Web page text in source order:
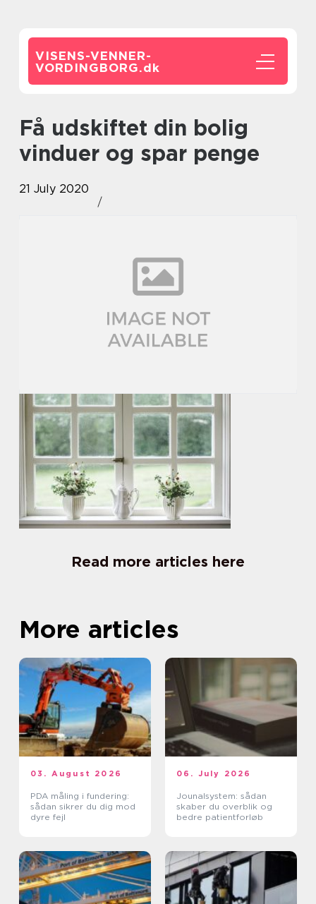
VISENS-VENNER-
VORDINGBORG.dk
Få udskiftet din bolig
vinduer og spar penge
21 July 2020
Read more articles here
More articles
03. August 2026
PDA måling i fundering:
sådan sikrer du dig mod
dyre fejl
06. July 2026
Jounalsystem: sådan
skaber du overblik og
bedre patientforløb